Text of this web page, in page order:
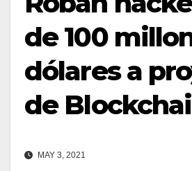
de 100
dólares a
de
MAY 3, 2021